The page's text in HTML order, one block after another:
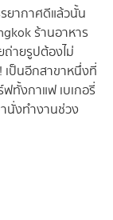
ยากาศดีแล้วนั้น
ร้านอาหาร
ถ่ายรูปต้องไม่
เป็นอีกสาขาหนึ่งที่
ทั้งกาแฟ เบเกอรี่
นั่งทำงานช่วง